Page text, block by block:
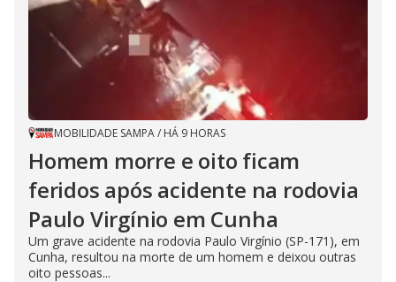
MOBILIDADE SAMPA/ HÁ 9 HORAS
Homem morre e oito ficam
feridos após acidente na rodovia
Paulo Virgínio em Cunha
Um grave acidente na rodovia Paulo Virgínio (SP-171), em
Cunha, resultou na morte de um homem e deixou outras
oito pessoas...